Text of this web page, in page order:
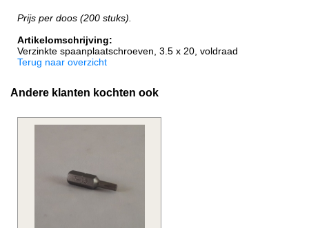
Prijs per doos (200 stuks).
Artikelomschrijving:
Verzinkte spaanplaatschroeven, 3.5 x 20, voldraad
Terug naar overzicht
Andere klanten kochten ook